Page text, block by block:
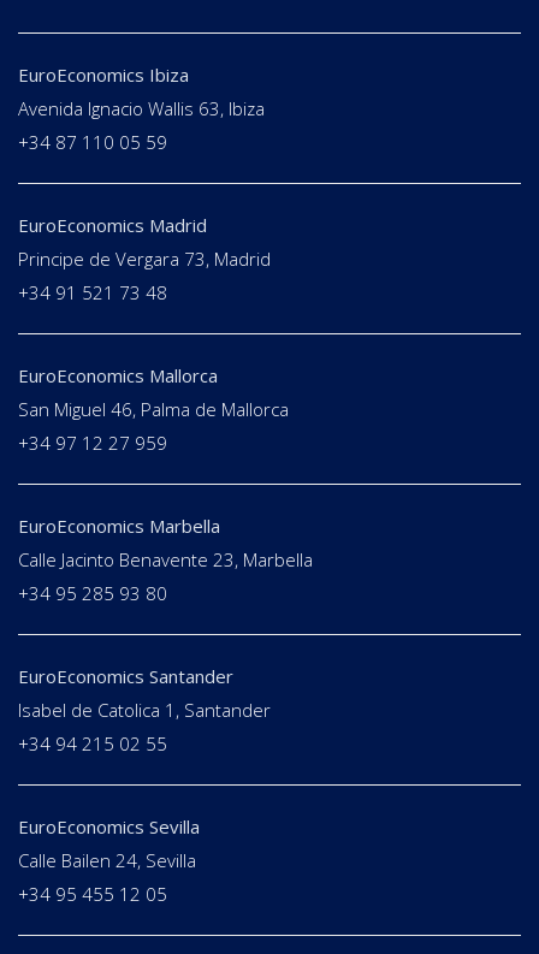
EuroEconomics Ibiza
Avenida Ignacio Wallis 63, Ibiza
+34 87 110 05 59
EuroEconomics Madrid
Principe de Vergara 73, Madrid
+34 91 521 73 48
EuroEconomics Mallorca
San Miguel 46, Palma de Mallorca
+34 97 12 27 959
EuroEconomics Marbella
Calle Jacinto Benavente 23, Marbella
+34 95 285 93 80
EuroEconomics Santander
Isabel de Catolica 1, Santander
+34 94 215 02 55
EuroEconomics Sevilla
Calle Bailen 24, Sevilla
+34 95 455 12 05